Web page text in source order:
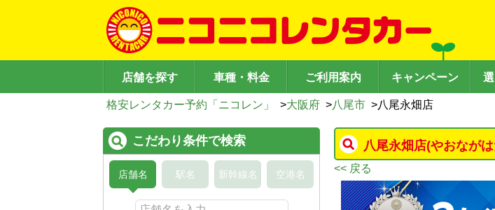
店舗を探す 車種・料金 ご利用案内 キャンペーン
格安レンタカー予約「ニコレン」 >大阪府 >八尾市 >八尾永畑店
八尾永畑店(やおなが
<< 戻る
こだわり条件で検索
店舗名 駅名 新幹線名 空港名